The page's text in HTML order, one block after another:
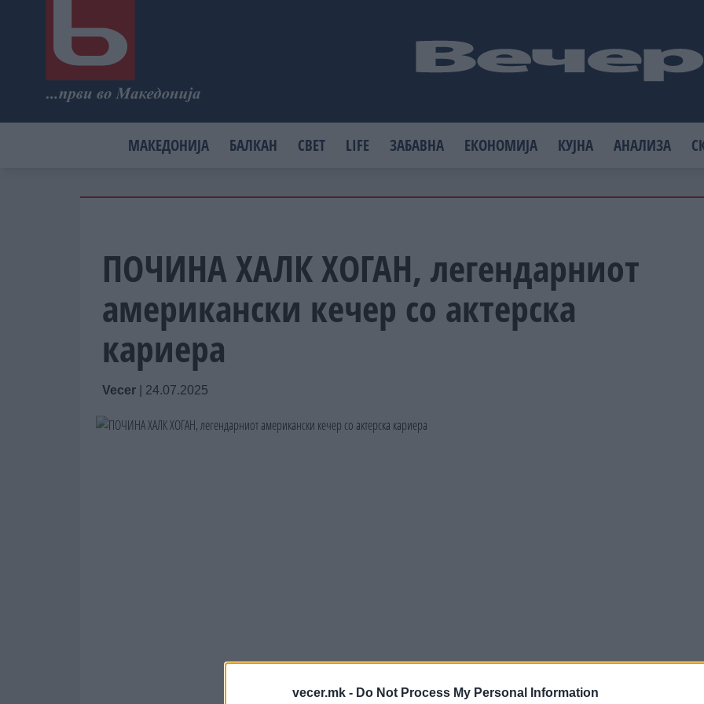
vecer.mk - Do Not Process My Personal Information
МАКЕДОНИЈА БАЛКАН СВЕТ LIFE ЗАБАВНА ЕКОНОМИЈА КУЈНА АНАЛИЗА
ПОЧИНА ХАЛК ХОГАН, легендарниот
американски кечер со актерска
кариера
Vecer 24.07.2025